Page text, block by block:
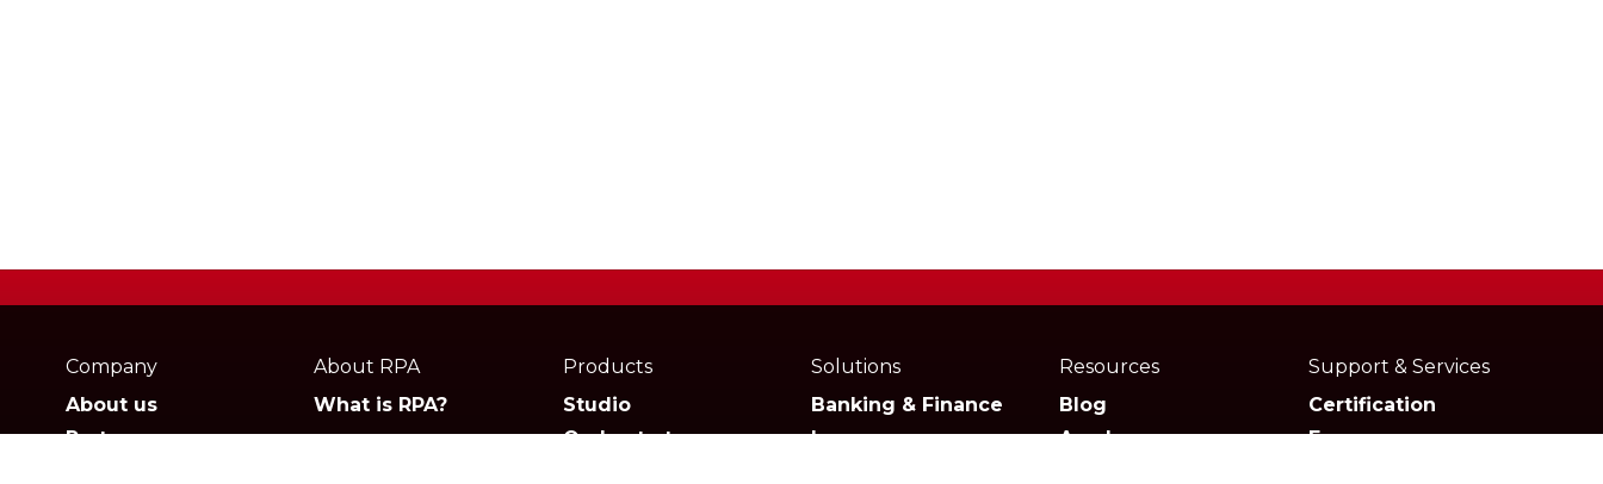
Company
About us
Partners
About RPA
What is RPA?
Products
Studio
Orchestrator
Solutions
Banking & Finance
Insurance
Resources
Blog
Academy
Support & Services
Certification
Forum